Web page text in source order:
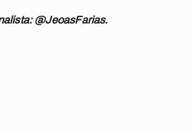
@JeoasFarias.